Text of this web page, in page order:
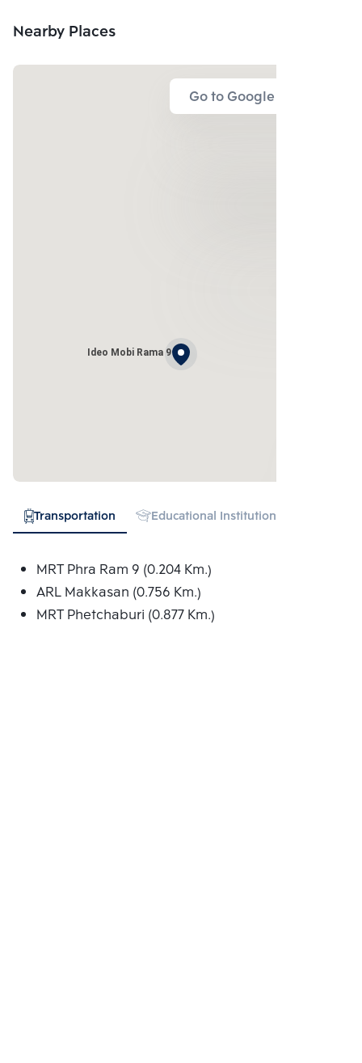
Nearby Places
Go to Google Map
Ideo Mobi Rama 9
Transportation Educational Institution
MRT Phra Ram 9 (0.204 Km.)
ARL Makkasan (0.756 Km.)
MRT Phetchaburi (0.877 Km.)